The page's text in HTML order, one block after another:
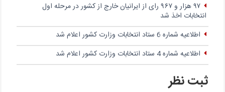
۹۷ هزار و ۹۶۷ رای از ایرانیان خارج از کشور در مرحله اول
انتخابات اخذ شد
اطلاعیه شماره 6 ستاد انتخابات وزارت کشور اعلام شد
اطلاعیه شماره 4 ستاد انتخابات وزارت کشور اعلام شد
ثبت نظر